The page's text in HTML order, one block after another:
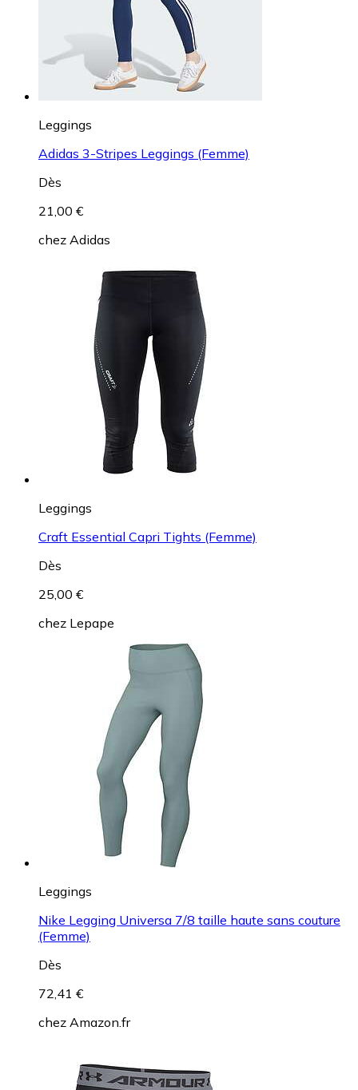
Leggings
Adidas 3-Stripes Leggings (Femme)
Dès
21,00 €
chez Adidas
Leggings
Craft Essential Capri Tights (Femme)
Dès
25,00 €
chez Lepape
Leggings
Nike Legging Universa 7/8 taille haute sans couture
(Femme)
Dès
72,41 €
chez Amazon.fr